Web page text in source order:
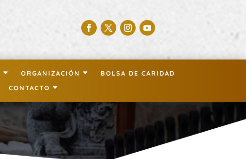
ORGANIZACIÓN
BOLSA DE CARIDAD
CONTACTO